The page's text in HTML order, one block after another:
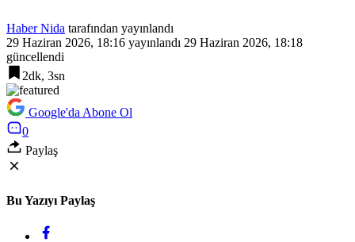
Haber Nida tarafından yayınlandı
29 Haziran 2026, 18:16 yayınlandı 29 Haziran 2026, 18:18
güncellendi
2dk, 3sn
Google'da Abone Ol
0
Paylaş
Bu Yazıyı Paylaş